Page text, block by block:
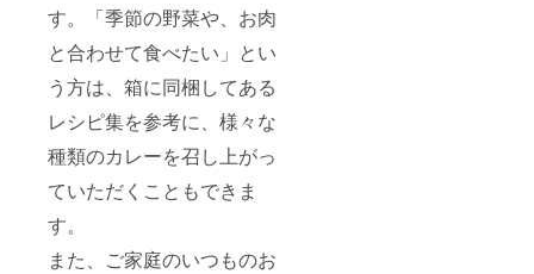
す。「季節の野菜や、お肉
と合わせて食べたい」とい
う方は、箱に同梱してある
レシピ集を参考に、様々な
種類のカレーを召し上がっ
ていただくこともできま
す。
また、ご家庭のいつものお